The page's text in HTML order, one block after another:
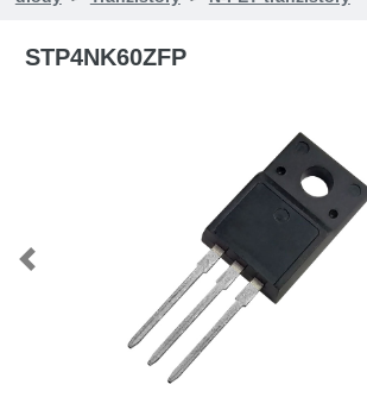
STP4NK60ZFP
Previous